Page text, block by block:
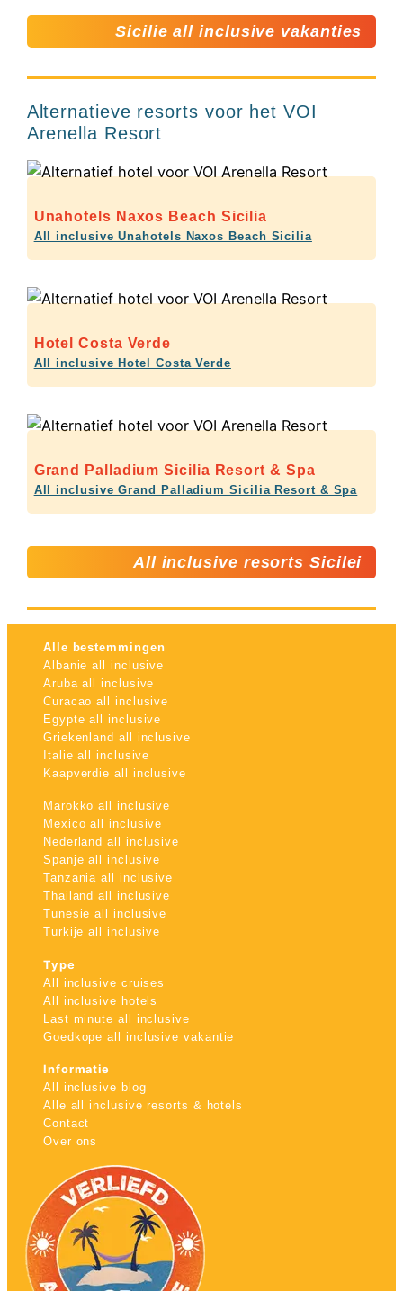
Sicilie all inclusive vakanties
Alternatieve resorts voor het VOI
Arenella Resort
Unahotels Naxos Beach Sicilia
All inclusive Unahotels Naxos Beach Sicilia
Hotel Costa Verde
All inclusive Hotel Costa Verde
Grand Palladium Sicilia Resort & Spa
All inclusive Grand Palladium Sicilia Resort & Spa
All inclusive resorts Sicilei
Alle bestemmingen
Albanie all inclusive
Aruba all inclusive
Curacao all inclusive
Egypte all inclusive
Griekenland all inclusive
Italie all inclusive
Kaapverdie all inclusive
Marokko all inclusive
Mexico all inclusive
Nederland all inclusive
Spanje all inclusive
Tanzania all inclusive
Thailand all inclusive
Tunesie all inclusive
Turkije all inclusive
Type
All inclusive cruises
All inclusive hotels
Last minute all inclusive
Goedkope all inclusive vakantie
Informatie
All inclusive blog
Alle all inclusive resorts & hotels
Contact
Over ons